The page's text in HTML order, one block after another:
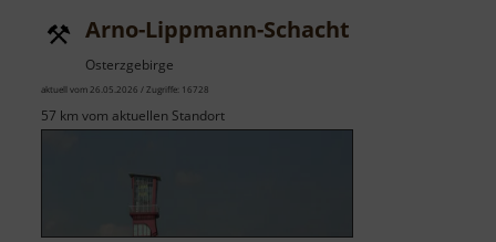
Arno-Lippmann-Schacht
Osterzgebirge
aktuell vom 26.05.2026 / Zugriffe: 16728
57 km vom aktuellen Standort